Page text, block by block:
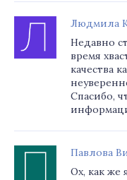
Людмила
Недавно
время
качества
Спасибо,
Павлова
Ох, как же